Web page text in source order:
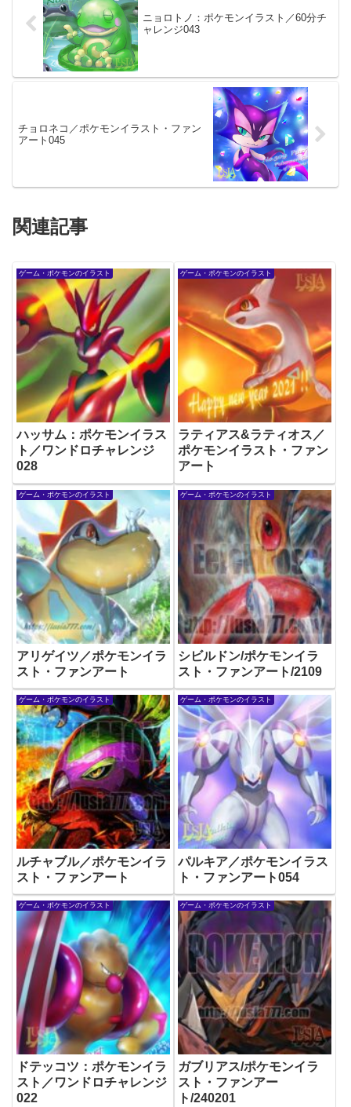
ニョロトノ：ポケモンイラスト／60分チ
ャレンジ043
チョロネコ／ポケモンイラスト・ファン
アート045
関連記事
ゲーム・ポケモンのイラスト
ハッサム：ポケモンイラス
ト／ワンドロチャレンジ
028
ゲーム・ポケモンのイラスト
ラティアス&ラティオス／
ポケモンイラスト・ファン
アート
ゲーム・ポケモンのイラスト
アリゲイツ／ポケモンイラ
スト・ファンアート
ゲーム・ポケモンのイラスト
シビルドン/ポケモンイラ
スト・ファンアート/2109
ゲーム・ポケモンのイラスト
ルチャブル／ポケモンイラ
スト・ファンアート
ゲーム・ポケモンのイラスト
パルキア／ポケモンイラス
ト・ファンアート054
ゲーム・ポケモンのイラスト
ドテッコツ：ポケモンイラ
スト／ワンドロチャレンジ
022
ゲーム・ポケモンのイラスト
ガブリアス/ポケモンイラ
スト・ファンアー
ト/240201